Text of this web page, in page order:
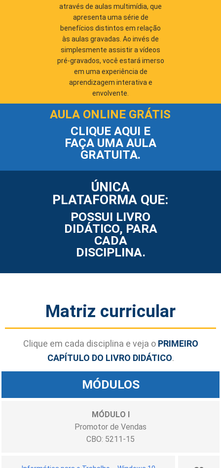
através de aulas multimídia, que
apresenta uma série de
benefícios distintos em relação
às aulas gravadas. Ao invés de
simplesmente assistir a vídeos
pré-gravados, você estará imerso
em uma experiência de
aprendizagem interativa e
envolvente.
AULA ONLINE GRÁTIS
CLIQUE AQUI E
FAÇA UMA AULA
GRATUITA.
ÚNICA
PLATAFORMA QUE:
POSSUI LIVRO
DIDÁTICO, PARA
CADA
DISCIPLINA.
Matriz curricular
Clique em cada disciplina e veja o PRIMEIRO
CAPÍTULO DO LIVRO DIDÁTICO.
MÓDULOS
MÓDULO I
Promotor de Vendas
CBO: 5211-15